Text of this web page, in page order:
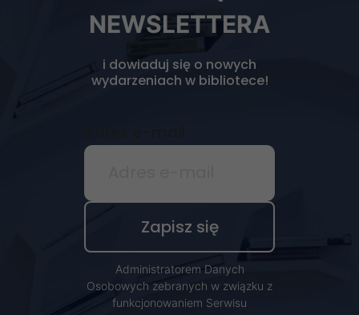
NEWSLETTERA
i dowiaduj się o nowych
wydarzeniach w bibliotece!
Administratorem Danych
Osobowych zebranych w związku z
funkcjonowaniem Serwisu